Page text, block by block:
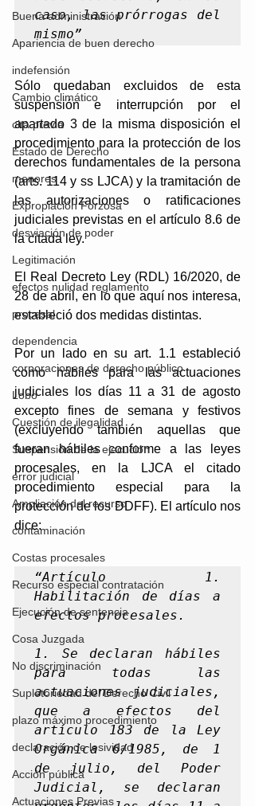
Buena administración
Apariencia de buen derecho
indefensión
Cambio climático
cita previa
Estado de Derecho
menores
Expropiación Forzosa
desviación de poder
Legitimación
efectos nulidad reglamento
procesal
dependencia
corporaciones de derecho público
Lobo
Cuestión de ilegalidad
Suspensión de la ejecución
error judicial
Ampliación del recurso
contaminación
Costas procesales
Recurso especial contratación
Ejecución de sentencia
Cosa Juzgada
No discriminación
Supletoriedad del Derecho Civil
plazo máximo procedimiento
declaración de lesividad
Acción pública
Actuaciones Previas
caso, las prórrogas del
mismo”
Sólo quedaban excluidos de esta
suspensión e interrupción por el
apartado 3 de la misma disposición el
procedimiento para la protección de los
derechos fundamentales de la persona
(arts. 114 y ss LJCA) y la tramitación de
las autorizaciones o ratificaciones
judiciales previstas en el artículo 8.6 de
la citada ley.
El Real Decreto Ley (RDL) 16/2020, de
28 de abril, en lo que aquí nos interesa,
estableció dos medidas distintas.
Por un lado en su art. 1.1 estableció
como hábiles para las actuaciones
judiciales los días 11 a 31 de agosto
excepto fines de semana y festivos
(excluyendo también aquellas que
fueran hábiles conforme a las leyes
procesales, en la LJCA el citado
procedimiento especial para la
protección de los DDFF). El artículo nos
dice:
“Artículo 1.
Habilitación de días a
efectos procesales.
1. Se declaran hábiles
para todas las
actuaciones judiciales,
que a efectos del
artículo 183 de la Ley
Orgánica 6/1985, de 1
de julio, del Poder
Judicial, se declaran